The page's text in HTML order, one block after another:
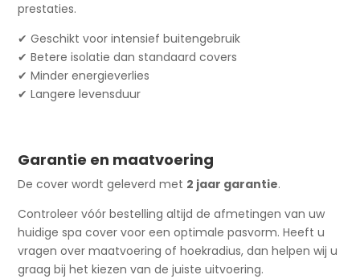
prestaties.
✔ Geschikt voor intensief buitengebruik
✔ Betere isolatie dan standaard covers
✔ Minder energieverlies
✔ Langere levensduur
Garantie en maatvoering
De cover wordt geleverd met 2 jaar garantie.
Controleer vóór bestelling altijd de afmetingen van uw
huidige spa cover voor een optimale pasvorm. Heeft u
vragen over maatvoering of hoekradius, dan helpen wij u
graag bij het kiezen van de juiste uitvoering.